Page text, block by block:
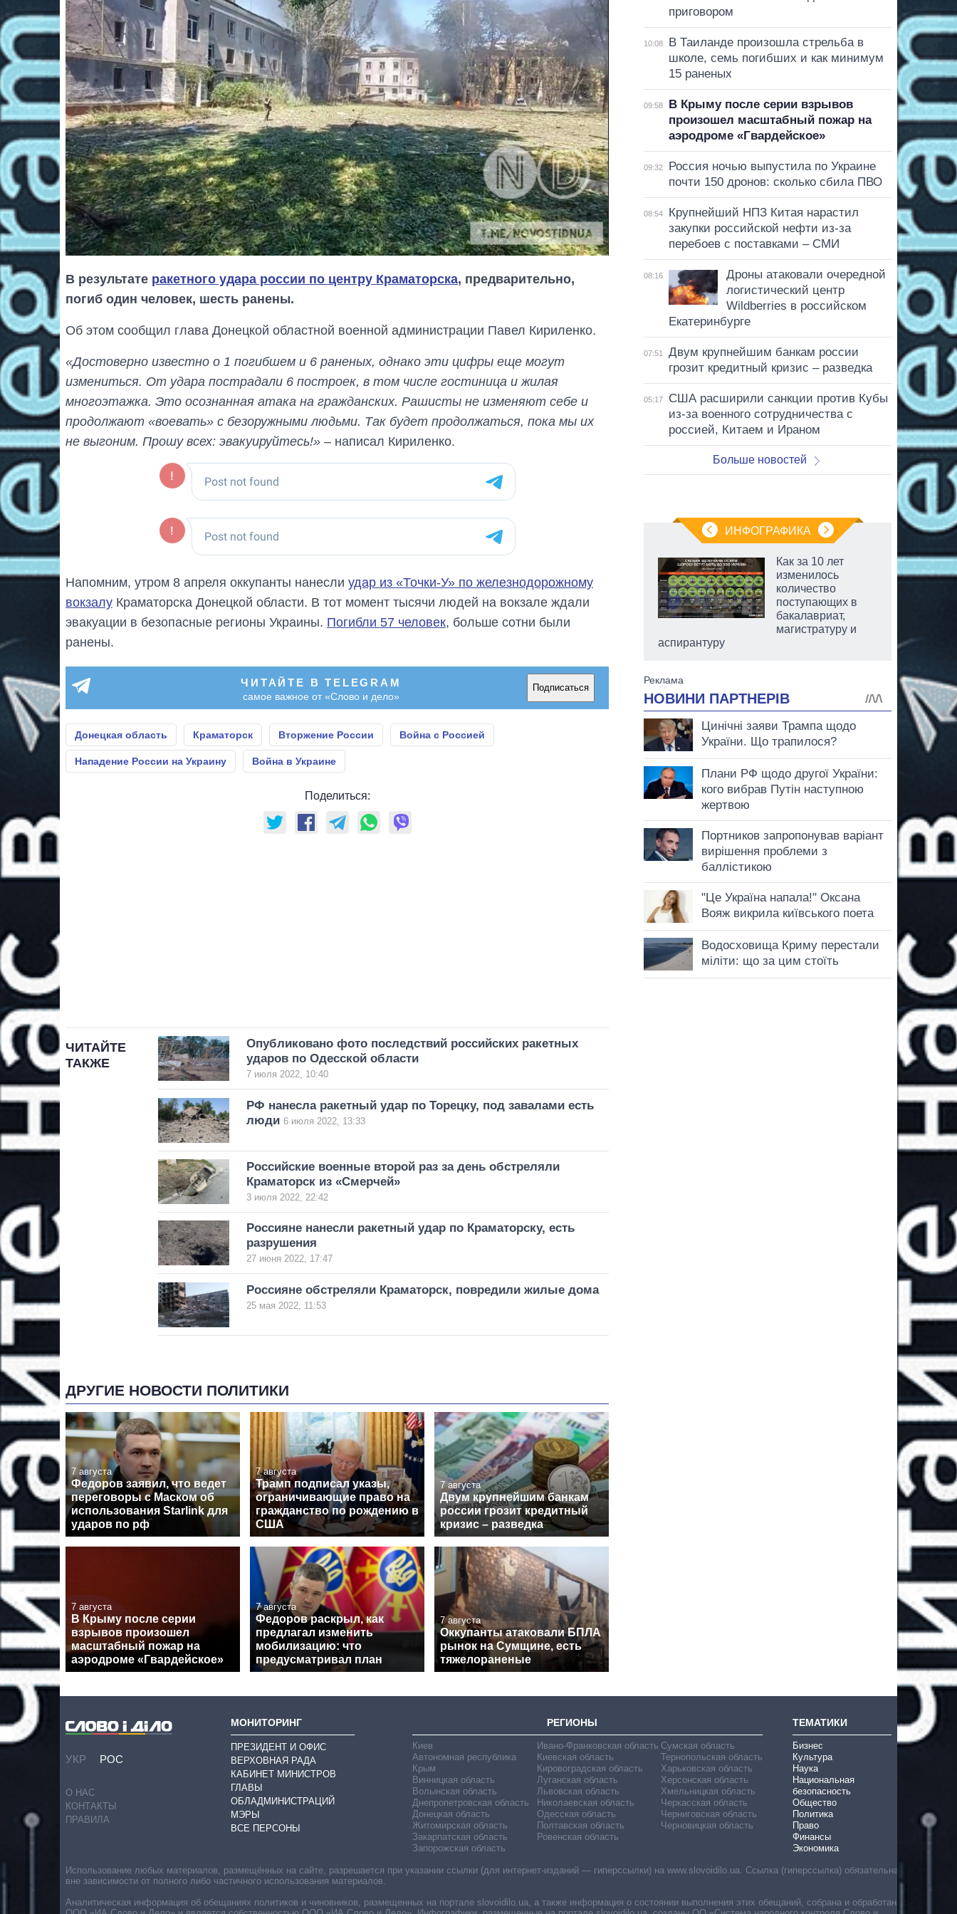
В результате ракетного удара россии по центру Краматорска, предварительно,
погиб один человек, шесть ранены.
Об этом сообщил глава Донецкой областной военной администрации Павел Кириленко.
«Достоверно известно о 1 погибшем и 6 раненых, однако эти цифры еще могут
измениться. От удара пострадали 6 построек, в том числе гостиница и жилая
многоэтажка. Это осознанная атака на гражданских. Рашисты не изменяют себе и
продолжают «воевать» с безоружными людьми. Так будет продолжаться, пока мы их
не выгоним. Прошу всех: эвакуируйтесь!» – написал Кириленко.
Напомним, утром 8 апреля оккупанты нанесли удар из «Точки-У» по железнодорожному
вокзалу Краматорска Донецкой области. В тот момент тысячи людей на вокзале ждали
эвакуации в безопасные регионы Украины. Погибли 57 человек, больше сотни были
ранены.
ЧИТАЙТЕ В TELEGRAM
самое важное от «Слово и дело»
Подписаться
Донецкая область Краматорск Вторжение России Война с Россией
Нападение России на Украину Война в Украине
Поделиться:
ЧИТАЙТЕ
ТАКЖЕ
Опубликовано фото последствий российских ракетных
ударов по Одесской области
7 июля 2022, 10:40
РФ нанесла ракетный удар по Торецку, под завалами есть
люди 6 июля 2022, 13:33
Российские военные второй раз за день обстреляли
Краматорск из «Смерчей»
3 июля 2022, 22:42
Россияне нанесли ракетный удар по Краматорску, есть
разрушения
27 июня 2022, 17:47
Россияне обстреляли Краматорск, повредили жилые дома
25 мая 2022, 11:53
ДРУГИЕ НОВОСТИ ПОЛИТИКИ
7 августа
Федоров заявил, что ведет
переговоры с Маском об
использования Starlink для
ударов по рф
7 августа
Трамп подписал указы,
ограничивающие право на
гражданство по рождению в
США
7 августа
Двум крупнейшим банкам
россии грозит кредитный
кризис – разведка
7 августа
В Крыму после серии
взрывов произошел
масштабный пожар на
аэродроме «Гвардейское»
7 августа
Федоров раскрыл, как
предлагал изменить
мобилизацию: что
предусматривал план
7 августа
Оккупанты атаковали БПЛА
рынок на Сумщине, есть
тяжелораненые
приговором
10:08
В Таиланде произошла стрельба в
школе, семь погибших и как минимум
15 раненых
09:58
В Крыму после серии взрывов
произошел масштабный пожар на
аэродроме «Гвардейское»
09:32
Россия ночью выпустила по Украине
почти 150 дронов: сколько сбила ПВО
08:54
Крупнейший НПЗ Китая нарастил
закупки российской нефти из-за
перебоев с поставками – СМИ
08:16
Дроны атаковали очередной
логистический центр
Wildberries в российском
Екатеринбурге
07:51
Двум крупнейшим банкам россии
грозит кредитный кризис – разведка
05:17
США расширили санкции против Кубы
из-за военного сотрудничества с
россией, Китаем и Ираном
Больше новостей
ИНФОГРАФИКА
стоят и
зарабатывают
OpenAI и Anthropic
Как за 10 лет
изменилось
количество
поступающих в
бакалавриат,
магистратуру и
аспирантуру
УКР РОС
О НАС
КОНТАКТЫ
ПРАВИЛА
МОНИТОРИНГ
ПРЕЗИДЕНТ И ОФИС
ВЕРХОВНАЯ РАДА
КАБИНЕТ МИНИСТРОВ
ГЛАВЫ
ОБЛАДМИНИСТРАЦИЙ
МЭРЫ
ВСЕ ПЕРСОНЫ
РЕГИОНЫ
Киев
Автономная республика
Крым
Винницкая область
Волынская область
Днепропетровская область
Донецкая область
Житомирская область
Закарпатская область
Запорожская область
Ивано-Франковская область
Киевская область
Кировоградская область
Луганская область
Львовская область
Николаевская область
Одесская область
Полтавская область
Ровенская область
Сумская область
Тернопольская область
Харьковская область
Херсонская область
Хмельницкая область
Черкасская область
Черниговская область
Черновицкая область
ТЕМАТИКИ
Бизнес
Культура
Наука
Национальная
безопасность
Общество
Политика
Право
Финансы
Экономика
Использование любых материалов, размещённых на сайте, разрешается при указании ссылки (для интернет-изданий — гиперссылки) на www.slovoidilo.ua. Ссылка (гиперссылка) обязательна
вне зависимости от полного либо частичного использования материалов.
Аналитическая информация об обещаниях политиков и чиновников, размещенных на портале slovoidilo.ua, а также информация о состоянии выполнения этих обещаний, собрана и обработана